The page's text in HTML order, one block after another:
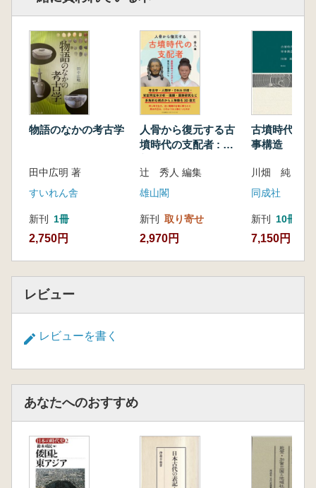
5.橘樹における有力者と造営事業
1.柱掘方の形状からみた作業単位の把握
2.事例からみた四面廂建物の傾向
3.四面廂建物における柱掘方の事例検討
4.事例の比較と考察
5.四面廂建物の格式と造営
第4章 畿内の郡衙
1.畿内の郡衙調査・研究の現状
2.畿内における郡衙の実相
3.畿内における郡衙研究の今後 まとめに代
えて
1.国庁の成立と展開を考える
2.藤原京の成立
3.国庁の成立
4.宮都と国庁の比較検討
5.宮殿との比較からみた国庁
2.石神遺跡における門遺構と区画
5.藤原宮・京における門の特質
6.飛鳥藤原地域における門の構造と特徴
脇殿
1.国庁の改作と脇殿から国府を考える
2.国庁区画の平面形と宮殿
物語のなかの考古学
田中広明 著
すいれん舎
新刊 1冊
2,750円
人骨から復元する古
墳時代の支配者 : 最
東北の首長たち
辻 秀人 編集
雄山閣
新刊 取り寄せ
2,970円
古墳時代の
事構造
川畑 純 著
同成社
新刊 10冊以上
7,150円
レビュー
レビューを書く
あなたへのおすすめ